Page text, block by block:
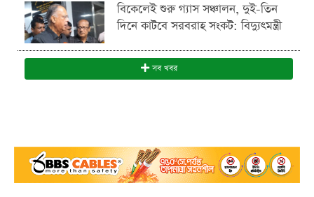
বিকেলেই শুরু গ্যাস সঞ্চালন, দুই-তিন
দিনে কাটবে সরবরাহ সংকট: বিদ্যুৎমন্ত্রী
সব খবর